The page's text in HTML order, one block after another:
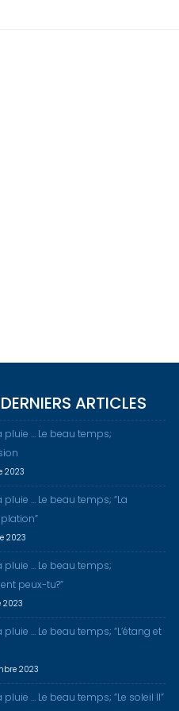
ARTICLES
pluie … Le beau temps;
2023
pluie … Le beau temps; “La
2023
pluie … Le beau temps;
peux-tu?”
2023
pluie … Le beau temps; “L’étang et
2023
pluie … Le beau temps; “Le soleil II”